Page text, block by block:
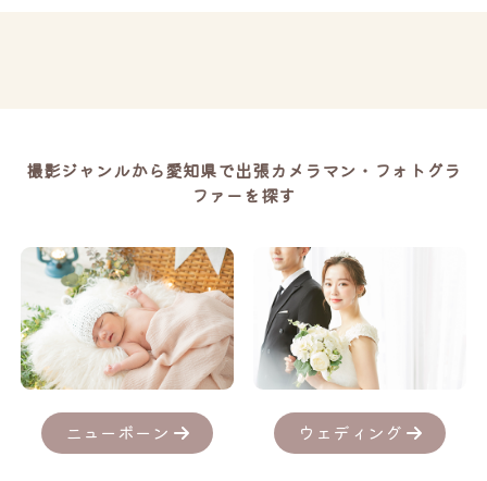
撮影ジャンルから愛知県で出張カメラマン・フォトグラ
ファーを探す
ニューボーン ウェディング